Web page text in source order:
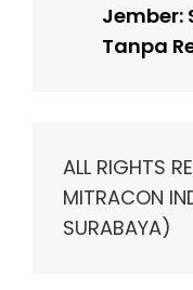
Jember:
Tanpa
ALL RIGHTS
MITRACON
SURABAYA)